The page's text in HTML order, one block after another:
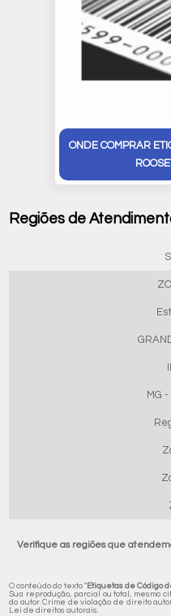
ONDE COMPRAR
Regiões de
MG
Verifique as regiões que
O conteúdo do texto "Etiquetas de Código
Sua reprodução, parcial ou total, mesmo
do autor. Crime de violação de direito
Lei de direitos autorais.